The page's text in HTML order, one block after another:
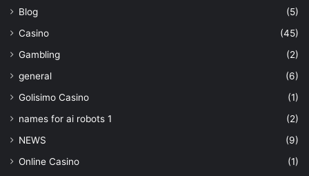
Blog
(5)
Casino
(45)
Gambling
(2)
general
(6)
Golisimo Casino
(1)
names for ai robots 1
(2)
NEWS
(9)
Online Casino
(1)